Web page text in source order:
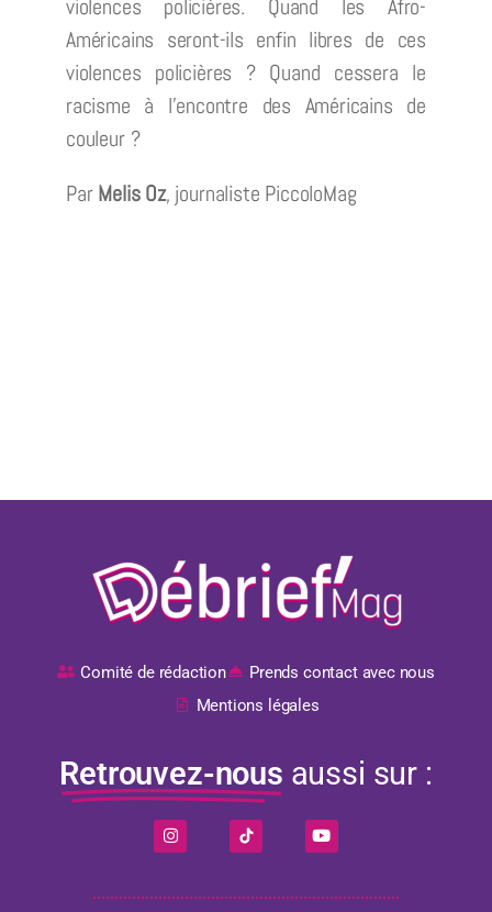
violences policières. Quand les Afro-
Américains seront-ils enfin libres de ces
violences policières ? Quand cessera le
racisme à l’encontre des Américains de
couleur ?
ParMelis Oz, journaliste PiccoloMag
Comité de rédaction
Prends contact avec nous
Mentions légales
Retrouvez-nous aussi sur :